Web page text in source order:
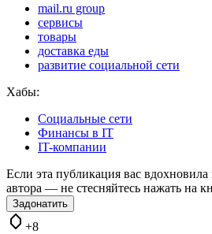
mail.ru group
сервисы
товары
доставка еды
развитие социальной сети
Хабы:
Социальные сети
Финансы в IT
IT-компании
Если эта публикация вас
автора — не стесняйтесь нажать на
Задонатить
+8